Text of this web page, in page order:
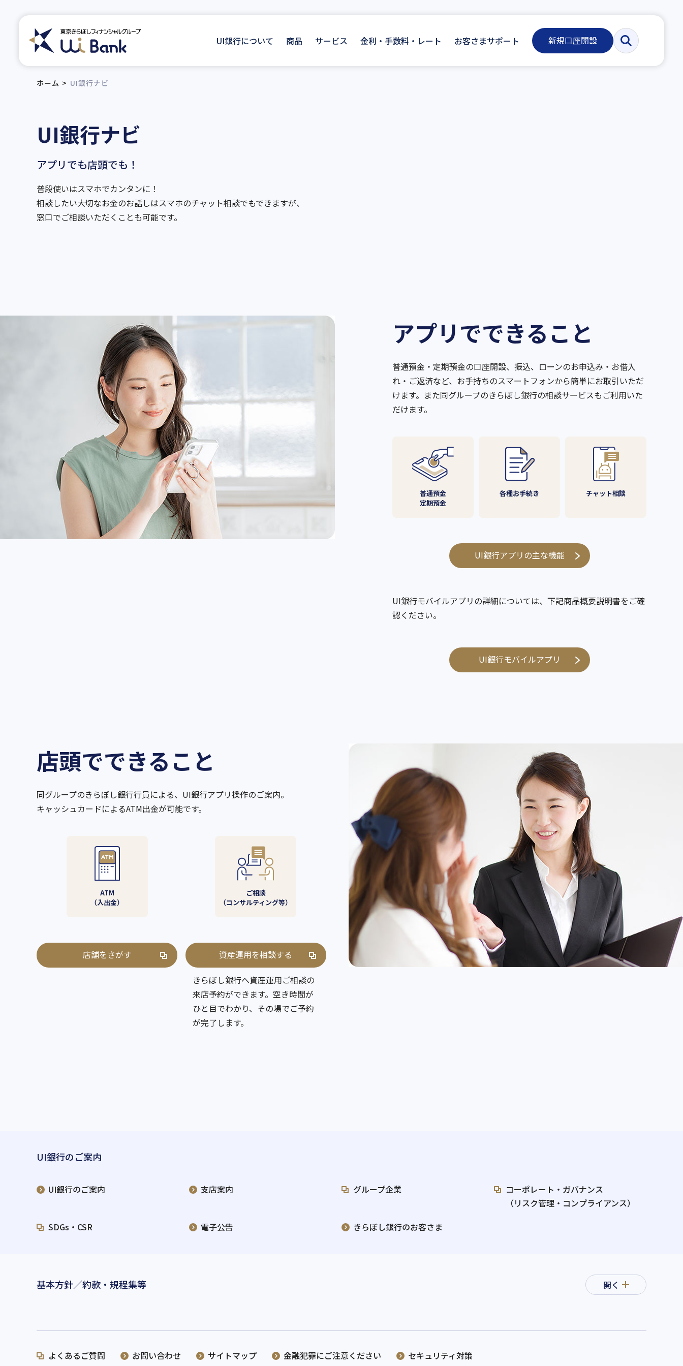
UI銀行について 商品 サービス 金利・手数料・レート お客さまサポート 新規口座開設
ホーム UI銀行ナビ
UI銀行ナビ
アプリでも店頭でも！
普段使いはスマホでカンタンに！
相談したい大切なお金のお話しはスマホのチャット相談でもできますが、
窓口でご相談いただくことも可能です。
アプリでできること
普通預金・定期預金の口座開設、振込、ローンのお申込み・お借入
れ・ご返済など、お手持ちのスマートフォンから簡単にお取引いただ
けます。また同グループのきらぼし銀行の相談サービスもご利用いた
だけます。
普通預金
定期預金
各種お手続き チャット相談
UI銀行アプリの主な機能
UI銀行モバイルアプリの詳細については、下記商品概要説明書をご確
認ください。
UI銀行モバイルアプリ
店頭でできること
同グループのきらぼし銀行行員による、UI銀行アプリ操作のご案内。
キャッシュカードによるATM出金が可能です。
ATM
（入出金）
店舗をさがす
ご相談
（コンサルティング等）
資産運用を相談する
きらぼし銀行へ資産運用ご相談の
来店予約ができます。空き時間が
ひと目でわかり、その場でご予約
が完了します。
UI銀行のご案内
UI銀行のご案内 支店案内 グループ企業
コーポレート・ガバナンス
（リスク管理・コンプライアンス）
SDGs・CSR
電子公告 きらぼし銀行のお客さま
基本方針／約款・規程集等 開く
よくあるご質問 お問い合わせ サイトマップ 金融犯罪にご注意ください セキュリティ対策